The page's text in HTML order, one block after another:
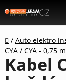
na
obsah
Domů
/ Auto-elektro
CYA / CYA - 0,75
Kabel